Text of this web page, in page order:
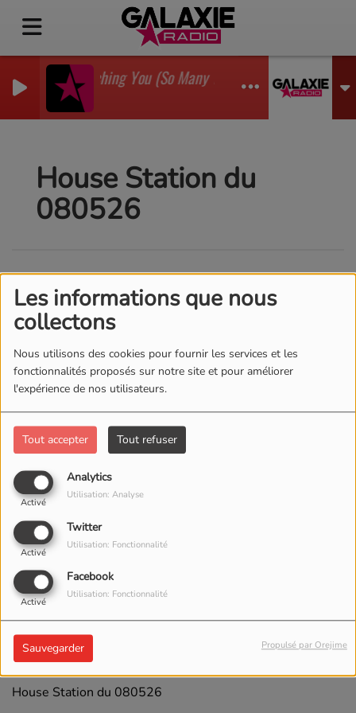
Les informations que nous
collectons
Nous utilisons des cookies pour fournir les services et les
fonctionnalités proposés sur notre site et pour améliorer
l'expérience de nos utilisateurs.
Tout accepter Tout refuser
Analytics
Activé
Utilisation: Analyse
Twitter
Activé
Utilisation: Fonctionnalité
Facebook
Activé
Utilisation: Fonctionnalité
Sauvegarder Propulsé par Orejime
I'm Watching You (So Many Times) (Sean Finn Remix)
GADJO
House Station du
080526
13 MAI 2026 - 1109 VUES
ÉCOUTER LE PODCAST TÉLÉCHARGER LE PODCAST
House Station du 080526